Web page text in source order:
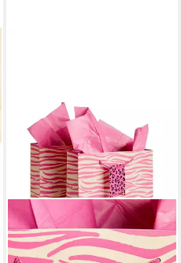
NEXT
Geschenkpapier Set mit 2
mittelgroßen Zebramuster